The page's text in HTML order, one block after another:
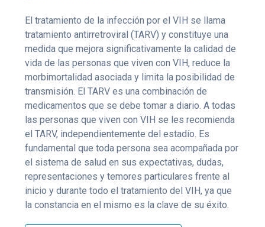
El tratamiento de la infección por el VIH se llama
tratamiento antirretroviral (TARV) y constituye una
medida que mejora significativamente la calidad de
vida de las personas que viven con VIH, reduce la
morbimortalidad asociada y limita la posibilidad de
transmisión. El TARV es una combinación de
medicamentos que se debe tomar a diario. A todas
las personas que viven con VIH se les recomienda
el TARV, independientemente del estadío. Es
fundamental que toda persona sea acompañada por
el sistema de salud en sus expectativas, dudas,
representaciones y temores particulares frente al
inicio y durante todo el tratamiento del VIH, ya que
la constancia en el mismo es la clave de su éxito.